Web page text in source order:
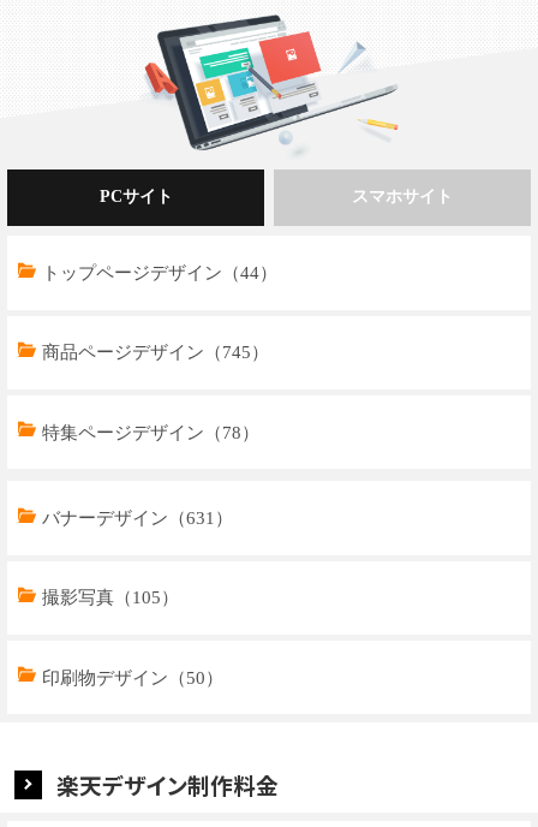
PCサイト
トップページデザイン（44）
商品ページデザイン（745）
特集ページデザイン（78）
スマホサイト
トップページデザイン（32）
商品ページデザイン（769）
特集ページデザイン（59）
バナーデザイン（631）
撮影写真（105）
印刷物デザイン（50）
楽天デザイン制作料金